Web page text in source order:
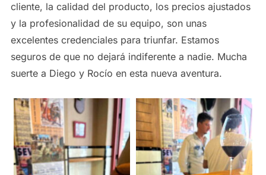
cliente, la calidad del producto, los precios ajustados
y la profesionalidad de su equipo, son unas
excelentes credenciales para triunfar. Estamos
seguros de que no dejará indiferente a nadie. Mucha
suerte a Diego y Rocío en esta nueva aventura.